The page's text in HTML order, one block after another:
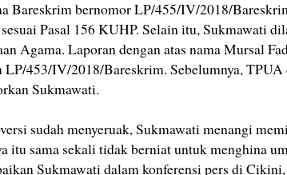
Bareskrim bernomor LP/455/IV/2018/
Pasal 156 KUHP. Selain itu, Sukmawati
Agama. Laporan dengan atas nama Mursal
LP/453/IV/2018/Bareskrim. Sebelumnya,
Sukmawati.
sudah menyeruak, Sukmawati menangi
itu sama sekali tidak berniat untuk menghina
Sukmawati dalam konferensi pers di